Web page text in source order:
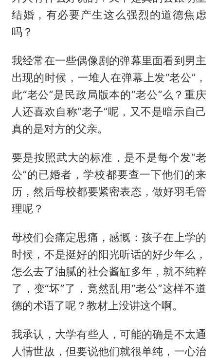
结婚，有必要产生这么强烈的道德焦虑
吗？
我经常在一些偶像剧的弹幕里面看到男主
出现的时候，一堆人在弹幕上发“老公”，
此“老公”是民政局版本的“老公”么？重庆
人还喜欢自称“老子”呢，又不是暗示自己
真的是对方的父亲。
要是按照武大的标准，是不是每个发“老
公”的已婚者，学校都要查一下他们的来
历，然后母校都要紧密表态，做好羽毛管
理呢？
母校们会痛定思痛，感慨：孩子在上学的
时候，不是挺好的阳光听话的好少年么，
怎么去了油腻的社会酱缸多年，就不纯粹
了，变“坏”了，竟然乱用“老公”这样不道
德的术语了呢？教材上没讲这个啊。
我承认，大学有些人，可能的确是不太通
人情世故，但要说他们就很单纯，一心治